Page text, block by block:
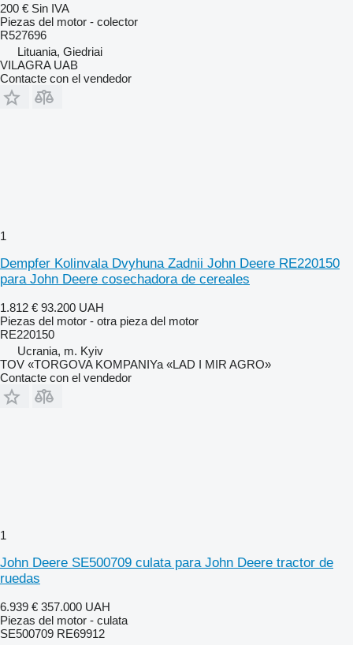
200 € Sin IVA
Piezas del motor - colector
R527696
Lituania, Giedriai
VILAGRA UAB
Contacte con el vendedor
1
Dempfer Kolinvala Dvyhuna Zadnii John Deere RE220150
para John Deere cosechadora de cereales
1.812 € 93.200 UAH
Piezas del motor - otra pieza del motor
RE220150
Ucrania, m. Kyiv
TOV «TORGOVA KOMPANIYa «LAD I MIR AGRO»
Contacte con el vendedor
1
John Deere SE500709 culata para John Deere tractor de
ruedas
6.939 € 357.000 UAH
Piezas del motor - culata
SE500709 RE69912